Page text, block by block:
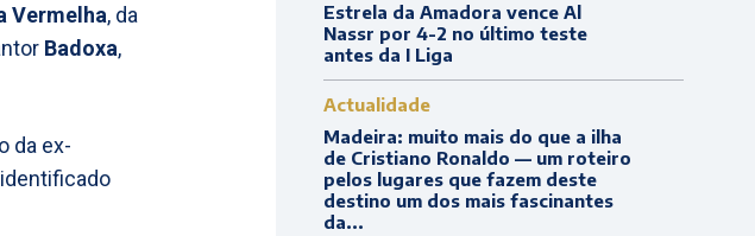
Vermelha, da
Badoxa,
da ex-
Estrela da Amadora vence Al
Nassr por 4-2 no último teste
antes da I Liga
Actualidade
Madeira: muito mais do que a ilha
de Cristiano Ronaldo — um roteiro
pelos lugares que fazem deste
destino um dos mais fascinantes
da...